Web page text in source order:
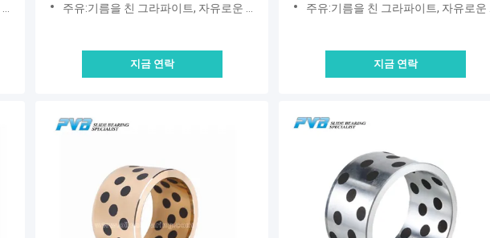
주유:기름을 친 그라파이트, 자유로운 마인텐턴스
지금 연락
주유:기름을 친 그라파이트, 자유로운 마인텐턴스
지금 연락